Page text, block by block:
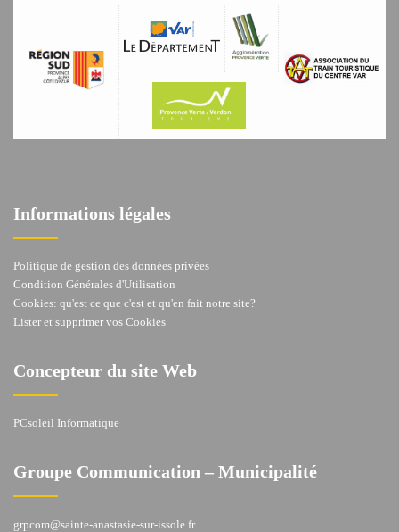
Informations légales
Politique de gestion des données privées
Condition Générales d'Utilisation
Cookies: qu'est ce que c'est et qu'en fait notre site?
Lister et supprimer vos Cookies
Concepteur du site Web
PCsoleil Informatique
Groupe Communication – Municipalité
grpcom@sainte-anastasie-sur-issole.fr